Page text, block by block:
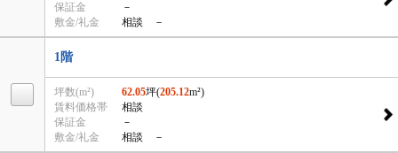
保証金
－
敷金/礼金
相談 －
1階
坪数(m²) 62.05坪(205.12m²)
賃料価格帯
相談
保証金
－
敷金/礼金
相談 －